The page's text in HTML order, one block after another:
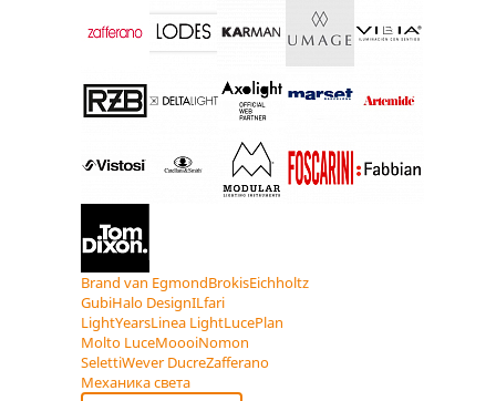
Brand van EgmondBrokisEichholtz
GubiHalo DesignILfari
LightYearsLinea LightLucePlan
Molto LuceMoooiNomon
SelettiWever DucreZafferano
Механика света